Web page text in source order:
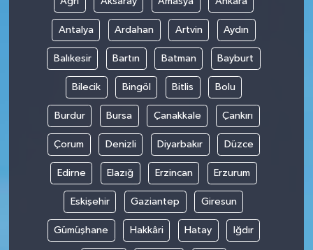
Antalya Ardahan Artvin Aydın
Balıkesir Bartın Batman Bayburt
Bilecik Bingöl Bitlis Bolu
Burdur Bursa Çanakkale Çankırı
Çorum Denizli Diyarbakır Düzce
Edirne Elazığ Erzincan Erzurum
Eskişehir Gaziantep Giresun
Gümüşhane Hakkâri Hatay Iğdır